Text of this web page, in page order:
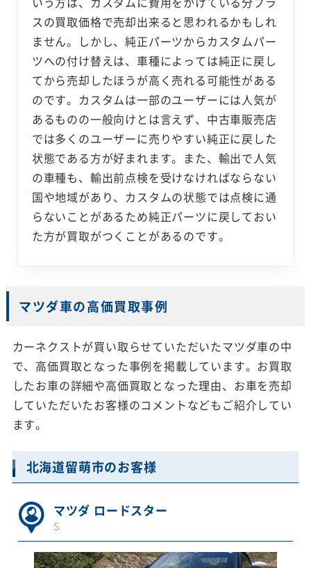
スの買取価格で売却出来ると思われるかもしれ
ません。しかし、純正パーツからカスタムパー
ツへの付け替えは、車種によっては純正に戻し
てから売却したほうが高く売れる可能性がある
のです。カスタムは一部のユーザーには人気が
あるものの一般向けとは言えず、中古車販売店
では多くのユーザーに売りやすい純正に戻した
状態である方が好まれます。また、輸出で人気
の車種も、輸出前点検を受けなければならない
国や地域があり、カスタムの状態では点検に通
らないことがあるため純正パーツに戻しておい
た方が買取がつくことがあるのです。
マツダ車の高価買取事例
カーネクストが買い取らせていただいたマツダ車の中
で、高価買取となった事例を掲載しています。お買取
したお車の詳細や高価買取となった理由、お車を売却
していただいたお客様のコメントなどもご紹介してい
ます。
北海道留萌市のお客様
マツダ ロードスター
S